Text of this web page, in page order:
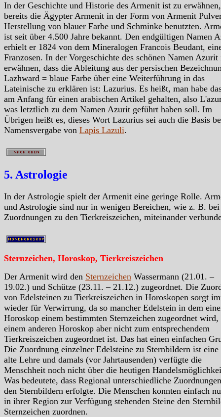
In der Geschichte und Historie des Armenit ist zu
bereits die Ägypter Armenit in der Form von Armenit
Herstellung von blauer Farbe und Schminke benutzten.
ist seit über 4.500 Jahre bekannt. Den endgültigen Namen
erhielt er 1824 von dem Mineralogen Francois Beudant,
Franzosen. In der Vorgeschichte des schönen Namen Azurit
erwähnen, dass die Ableitung aus der persischen
Lazhward = blaue Farbe über eine Weiterführung in das
Lateinische zu erklären ist: Lazurius. Es heißt, man habe
am Anfang für einen arabischen Artikel gehalten, also
was letztlich zu dem Namen Azurit geführt haben soll. Im
Übrigen heißt es, dieses Wort Lazurius sei auch die Basis
Namensvergabe von Lapis Lazuli.
5. Astrologie
In der Astrologie spielt der Armenit eine geringe Rolle.
und Astrologie sind nur in wenigen Bereichen, wie z. B. bei
Zuordnungen zu den Tierkreiszeichen, miteinander
Sternzeichen, Horoskop, Tierkreiszeichen
Der Armenit wird den Sternzeichen Wassermann (21.01. –
19.02.) und Schütze (23.11. – 21.12.) zugeordnet. Die
von Edelsteinen zu Tierkreiszeichen in Horoskopen sorgt
wieder für Verwirrung, da so mancher Edelstein in dem
Horoskop einem bestimmten Sternzeichen zugeordnet
einem anderen Horoskop aber nicht zum entsprechendem
Tierkreiszeichen zugeordnet ist. Das hat einen einfachen
Die Zuordnung einzelner Edelsteine zu Sternbildern ist eine
alte Lehre und damals (vor Jahrtausenden) verfügte die
Menschheit noch nicht über die heutigen
Was bedeutete, dass Regional unterschiedliche
den Sternbildern erfolgte. Die Menschen konnten einfach
in ihrer Region zur Verfügung stehenden Steine den
Sternzeichen zuordnen.